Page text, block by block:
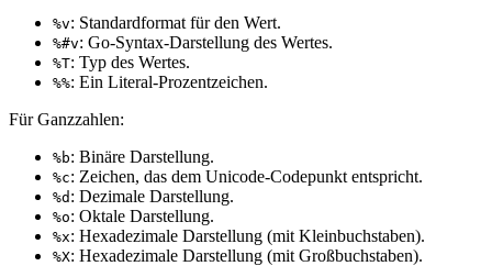
%v: Standardformat für den Wert.
%#v: Go-Syntax-Darstellung des Wertes.
%T: Typ des Wertes.
%%: Ein Literal-Prozentzeichen.
Für Ganzzahlen:
%b: Binäre Darstellung.
%c: Zeichen, das dem Unicode-Codepunkt entspricht.
%d : Dezimale Darstellung.
%o: Oktale Darstellung.
%x: Hexadezimale Darstellung (mit Kleinbuchstaben).
%X: Hexadezimale Darstellung (mit Großbuchstaben).